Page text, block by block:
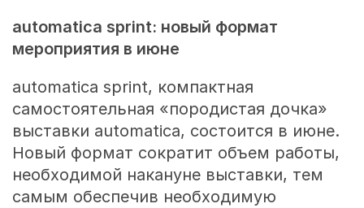
automatica sprint: новый формат
мероприятия в июне
automatica sprint, компактная
самостоятельная «породистая дочка»
выставки automatica, состоится в июне.
Новый формат сократит объем работы,
необходимой накануне выставки, тем
самым обеспечив необходимую